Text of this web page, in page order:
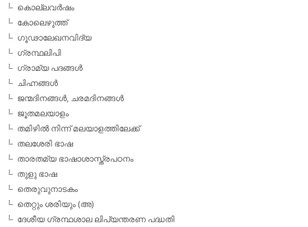
കൊല്ലവര്‍ഷം
കോലെഴുത്ത്
ഗൂഢാലേഖനവിദ്യ
ഗ്രന്ഥലിപി
ഗ്രാമ്യ പദങ്ങള്‍
ചിഹ്നങ്ങള്‍
ജന്മദിനങ്ങള്‍, ചരമദിനങ്ങള്‍
ജൂതമലയാളം
തമിഴില്‍ നിന്ന് മലയാളത്തിലേക്ക്
തലശേരി ഭാഷ
താരതമ്യ ഭാഷാശാസ്ത്രപഠനം
തുളു ഭാഷ
തെരുവുനാടകം
തെറ്റും ശരിയും (അ)
ദേശീയ ഗ്രന്ഥശാല ലിപ്യന്തരണ പദ്ധതി